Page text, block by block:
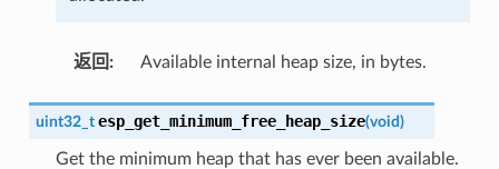
返回 : Available internal heap size, in bytes.
uint32_t esp_get_minimum_free_heap_size(void)
Get the minimum heap that has ever been available.